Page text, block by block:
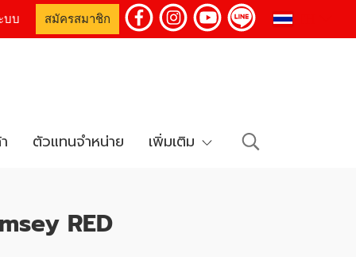
บบ สมัครสมาชิก
ตัวแทนจำหน่าย เพิ่มเติม
RED